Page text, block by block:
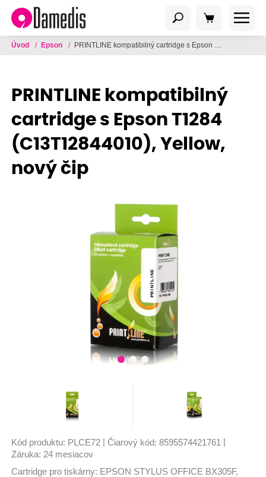
Úvod / Epson / PRINTLINE kompatibilný cartridge s Epson T1284 (C13T12844010), Yellow, nový čip
PRINTLINE kompatibilný
cartridge s Epson T1284
(C13T12844010), Yellow,
nový čip
Kód produktu: PLCE72 Čiarový kód: 8595574421761
Záruka: 24 mesiacov
Cartridge pro tiskárny: EPSON STYLUS OFFICE BX305F,